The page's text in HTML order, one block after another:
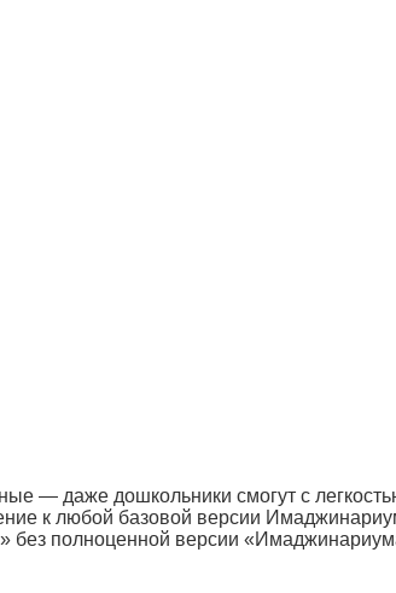
— даже дошкольники смогут с
к любой базовой версии
без полноценной версии